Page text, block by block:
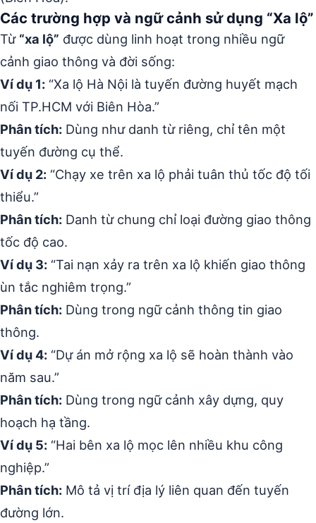
Các trường hợp và ngữ cảnh sử dụng “Xa lộ”
Từ “xa lộ” được dùng linh hoạt trong nhiều ngữ
cảnh giao thông và đời sống:
Ví dụ 1: “Xa lộ Hà Nội là tuyến đường huyết mạch
nối TP.HCM với Biên Hòa.”
Phân tích: Dùng như danh từ riêng, chỉ tên một
tuyến đường cụ thể.
Ví dụ 2: “Chạy xe trên xa lộ phải tuân thủ tốc độ tối
thiểu.”
Phân tích: Danh từ chung chỉ loại đường giao thông
tốc độ cao.
Ví dụ 3: “Tai nạn xảy ra trên xa lộ khiến giao thông
ùn tắc nghiêm trọng.”
Phân tích: Dùng trong ngữ cảnh thông tin giao
thông.
Ví dụ 4: “Dự án mở rộng xa lộ sẽ hoàn thành vào
năm sau.”
Phân tích: Dùng trong ngữ cảnh xây dựng, quy
hoạch hạ tầng.
Ví dụ 5: “Hai bên xa lộ mọc lên nhiều khu công
nghiệp.”
Phân tích: Mô tả vị trí địa lý liên quan đến tuyến
đường lớn.